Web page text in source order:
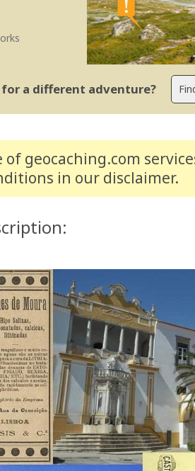
a different adventure?
of geocaching.com
in our disclaimer.